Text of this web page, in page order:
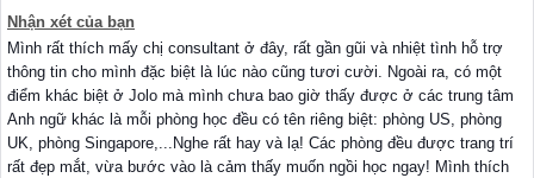
Nhận xét của bạn
Mình rất thích mấy chị consultant ở đây, rất gần gũi và nhiệt tình hỗ trợ
thông tin cho mình đặc biệt là lúc nào cũng tươi cười. Ngoài ra, có một
điểm khác biệt ở Jolo mà mình chưa bao giờ thấy được ở các trung tâm
Anh ngữ khác là mỗi phòng học đều có tên riêng biệt: phòng US, phòng
UK, phòng Singapore,...Nghe rất hay và lạ! Các phòng đều được trang trí
rất đẹp mắt, vừa bước vào là cảm thấy muốn ngồi học ngay! Mình thích